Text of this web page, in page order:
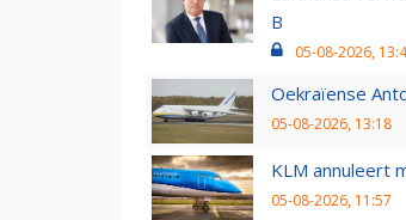
B
05-08-2026,
Oekraïense
05-08-2026, 13:18
KLM annuleert
05-08-2026, 11:57